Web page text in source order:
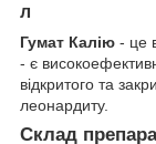
л
Гумат Калію - це
- є
відкритого та
леонардиту.
Склад